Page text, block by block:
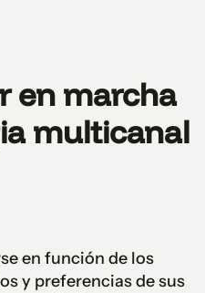
en marcha
multicanal
en función de los
y preferencias de sus